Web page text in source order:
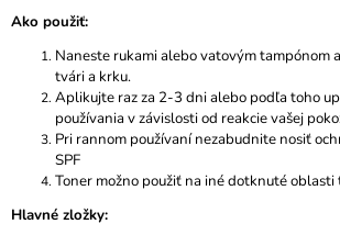
Ako použiť:
Naneste rukami alebo vatovým tampónom
tvári a krku.
Aplikujte raz za 2-3 dni alebo podľa toho
používania v závislosti od reakcie vašej
Pri rannom používaní nezabudnite nosiť
SPF
Toner možno použiť na iné dotknuté oblasti
Hlavné zložky: